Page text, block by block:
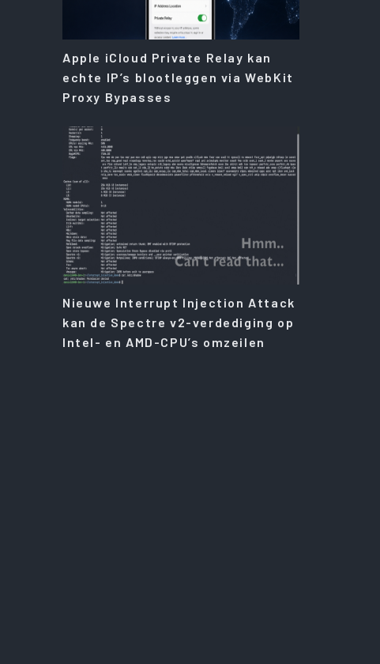
Apple iCloud Private Relay kan
echte IP’s blootleggen via WebKit
Proxy Bypasses
Nieuwe Interrupt Injection Attack
kan de Spectre v2-verdediging op
Intel- en AMD-CPU’s omzeilen